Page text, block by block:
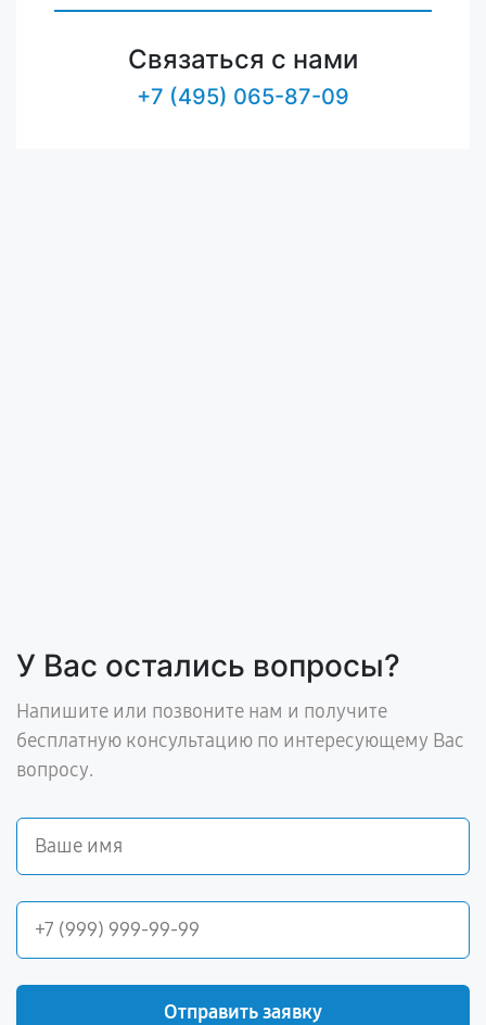
Связаться с нами
+7 (495) 065-87-09
У Вас остались вопросы?
Напишите или позвоните нам и получите
бесплатную консультацию по интересующему Вас
вопросу.
Отправить заявку